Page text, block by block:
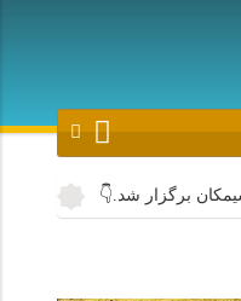
شد.👇 روحانیون